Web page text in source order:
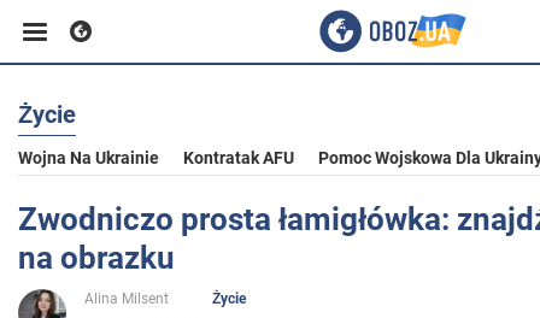
Biznes
Sport
Rozrywka
Życie
Wojna Na Ukrainie Kontratak AFU Pomoc Wojskowa Dla
Zwodniczo prosta łamigłówka:
na obrazku
Alina Milsent
Życie